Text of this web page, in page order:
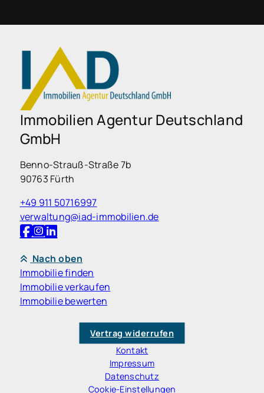
Immobilien Agentur Deutschland
GmbH
Benno-Strauß-Straße 7b
90763 Fürth
+49 911 50716997
verwaltung@iad-immobilien.de
Nach oben
Immobilie finden
Immobilie verkaufen
Immobilie bewerten
Vertrag widerrufen
Kontakt
Impressum
Datenschutz
Cookie-Einstellungen